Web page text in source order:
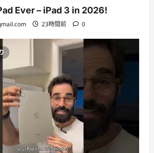
Ever – iPad 3 in 2026!
23時間前 0